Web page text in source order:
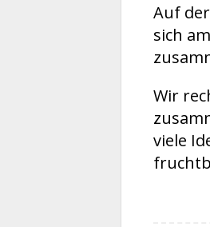
Auf
sich
Wir
viele